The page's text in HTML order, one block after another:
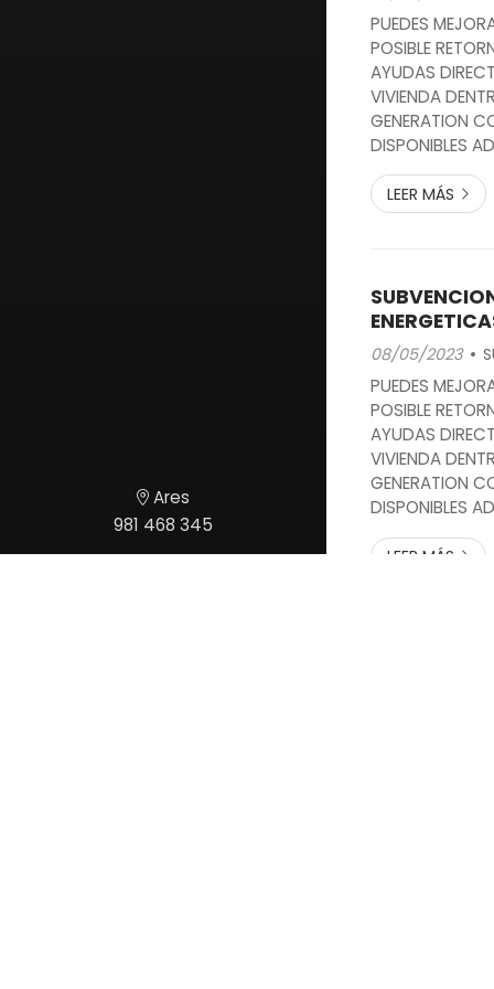
Ares
981 468 345
PUEDES
POSIBLE
AYUDAS
VIVIENDA
GENERATION
DISPONIBLES
PARTICULAR
LEER MÁS
08/05/2023
PUEDES
POSIBLE
AYUDAS
VIVIENDA
GENERATION
DISPONIBLES
PARTICULAR
LEER MÁS